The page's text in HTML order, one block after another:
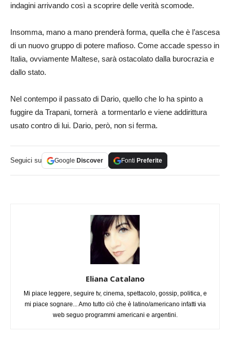
indagini arrivando così a scoprire delle verità scomode.
Insomma, mano a mano prenderà forma, quella che è l’ascesa
di un nuovo gruppo di potere mafioso. Come accade spesso in
Italia, ovviamente Maltese, sarà ostacolato dalla burocrazia e
dallo stato.
Nel contempo il passato di Dario, quello che lo ha spinto a
fuggire da Trapani, tornerà a tormentarlo e viene addirittura
usato contro di lui. Dario, però, non si ferma.
Seguici su Google Discover Fonti Preferite
Eliana Catalano
Mi piace leggere, seguire tv, cinema, spettacolo, gossip, politica, e
mi piace sognare... Amo tutto ciò che è latino/americano infatti via
web seguo programmi americani e argentini.